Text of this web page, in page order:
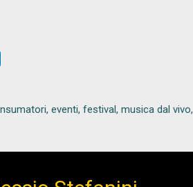
, eventi, festival, musica dal vivo,